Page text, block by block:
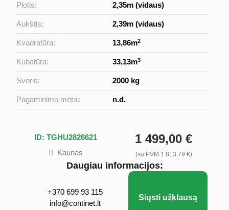
Plotis: 2,35m (vidaus)
Aukštis: 2,39m (vidaus)
Kvadratūra: 13,86m2
Kubatūra: 33,13m3
Svoris: 2000 kg
Pagaminimo metai: n.d.
ID: TGHU2826621
Kaunas
1 499,00 €
(su PVM 1 813,79 €)
Daugiau informacijos:
+370 699 93 115
info@continet.lt
Siųsti užklausą